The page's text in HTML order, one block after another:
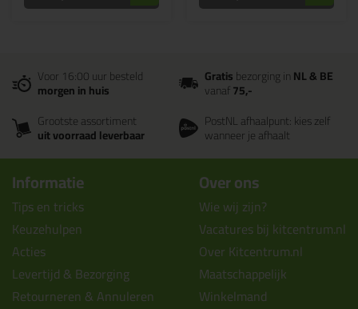
Voor 16:00 uur besteld
morgen in huis
Gratisbezorging inNL & BE
vanaf75,-
Grootste assortiment
uit voorraad leverbaar
PostNL afhaalpunt: kies zelf
wanneer je afhaalt
Informatie
Tips en tricks
Keuzehulpen
Acties
Levertijd & Bezorging
Retourneren & Annuleren
Over ons
Wie wij zijn?
Vacatures bij kitcentrum.nl
Over Kitcentrum.nl
Maatschappelijk
Winkelmand